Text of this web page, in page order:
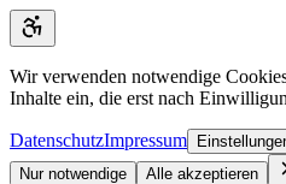
Zum Inhalt springen
Wir verwenden notwendige
Inhalte ein, die erst nach
DatenschutzImpressum
Nur notwendige
Alle akzeptieren